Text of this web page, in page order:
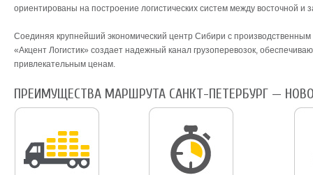
ориентированы на построение логистических систем между восточной и
Соединяя крупнейший экономический центр Сибири с
«Акцент Логистик» создает надежный канал грузоперевозок,
привлекательным ценам.
ПРЕИМУЩЕСТВА МАРШРУТА САНКТ-ПЕТЕРБУРГ —